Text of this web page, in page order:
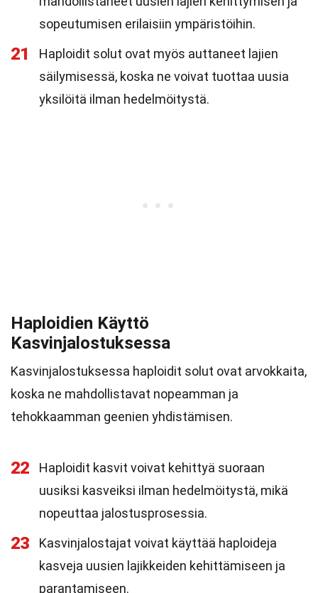
sopeutumisen erilaisiin ympäristöihin.
21
Haploidit solut ovat myös auttaneet lajien
säilymisessä, koska ne voivat tuottaa uusia
yksilöitä ilman hedelmöitystä.
Haploidien Käyttö
Kasvinjalostuksessa
Kasvinjalostuksessa haploidit solut ovat arvokkaita,
koska ne mahdollistavat nopeamman ja
tehokkaamman geenien yhdistämisen.
22
Haploidit kasvit voivat kehittyä suoraan
uusiksi kasveiksi ilman hedelmöitystä, mikä
nopeuttaa jalostusprosessia.
23
Kasvinjalostajat voivat käyttää haploideja
kasveja uusien lajikkeiden kehittämiseen ja
parantamiseen.